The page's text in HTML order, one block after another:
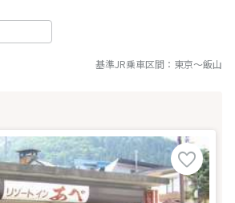
基準JR乗車区間： 東京～飯山